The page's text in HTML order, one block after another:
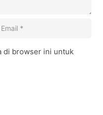
di browser ini untuk